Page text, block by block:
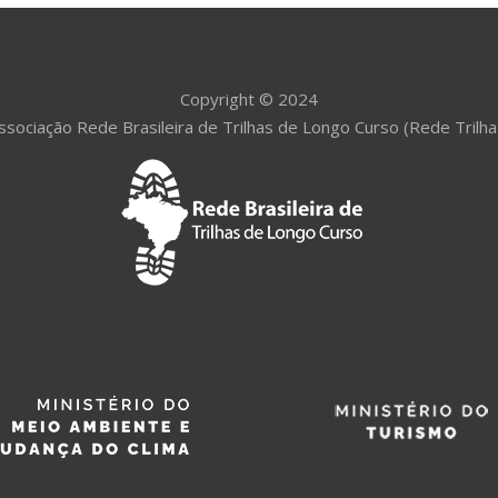
Copyright © 2024
Rede Brasileira de Trilhas de Longo Curso (Rede